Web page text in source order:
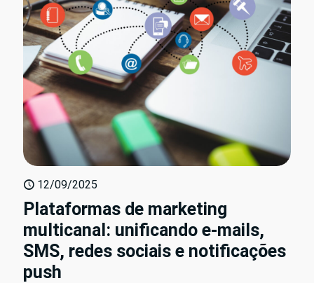
12/09/2025
Plataformas de marketing
multicanal: unificando e-mails,
SMS, redes sociais e notificações
push